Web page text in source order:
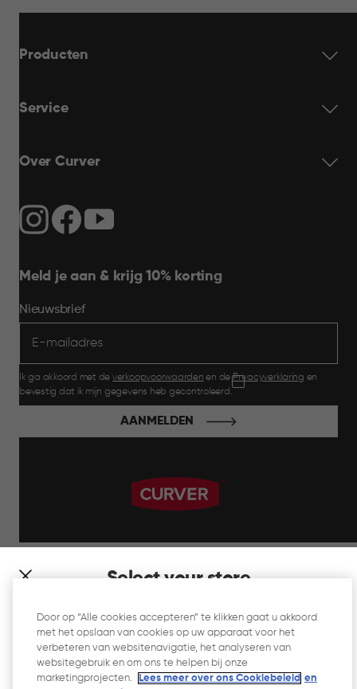
Select your store
which store would you like to shop?
Producten
Service
Over Curver
Meld je aan & krijg 10% korting
Nieuwsbrief
Ik ga akkoord met de verkoopvoorwaarden en dePrivacyverklaring en
bevestig dat ik mijn gegevens heb gecontroleerd.
AANMELDEN
Website Gebruiksvoorwaarden
Privacyverklaring
Door op “Alle cookies accepteren” te klikken gaat u akkoord
met het opslaan van cookies op uw apparaat voor het
verbeteren van websitenavigatie, het analyseren van
websitegebruik en om ons te helpen bij onze
marketingprojecten.
Lees meer over ons Cookiebeleid en